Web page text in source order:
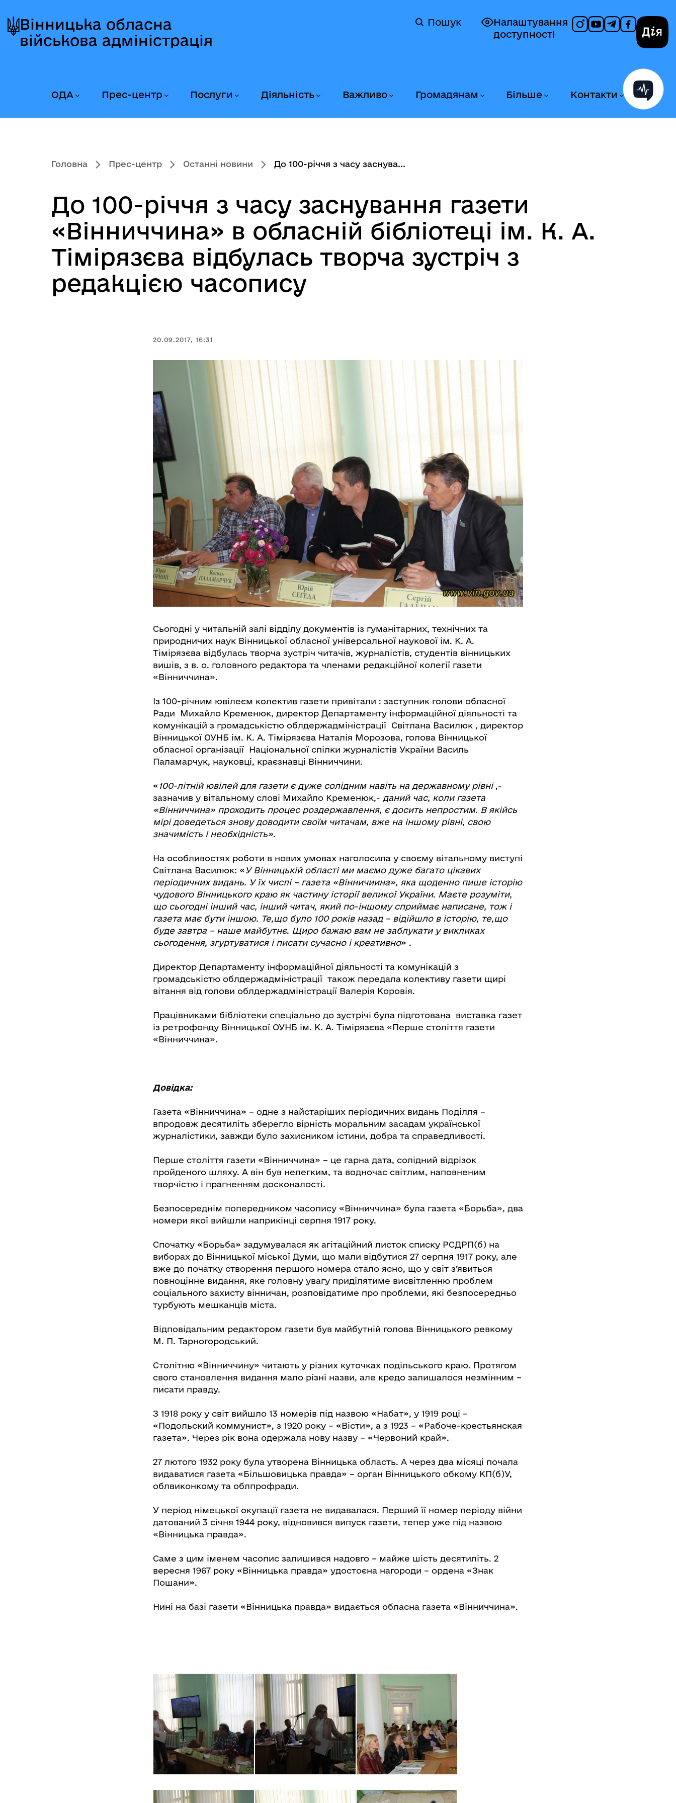
до
головного
до
головного
вмісту
до
головного
колонтитула
Вінницька обласна
військова адміністрація
Налаштування
доступності
Пошук
ОДА Прес-центр Послуги Діяльність Важливо Громадянам Більше Контакти
Головна Прес-центр Останні новини До 100-річчя з часу заснува...
До 100-річчя з часу заснування газети
«Вінниччина» в обласній бібліотеці ім. К. А.
Тімірязєва відбулась творча зустріч з
редакцією часопису
20.09.2017, 16:31
Сьогодні у читальній залі відділу документів із гуманітарних, технічних та
природничих наук Вінницької обласної універсальної наукової ім. К. А.
Тімірязєва відбулась творча зустріч читачів, журналістів, студентів вінницьких
вишів, з в. о. головного редактора та членами редакційної колегії газети
«Вінниччина».
Із 100-річним ювілеєм колектив газети привітали : заступник голови обласної
Ради Михайло Кременюк, директор Департаменту інформаційної діяльності та
комунікацій з громадськістю облдержадміністрації Світлана Василюк , директор
Вінницької ОУНБ ім. К. А. Тімірязєва Наталія Морозова, голова Вінницької
обласної організації Національної спілки журналістів України Василь
Паламарчук, науковці, краєзнавці Вінниччини.
« 100-літній ювілей для газети є дуже солідним навіть на державному рівні,-
зазначив у вітальному слові Михайло Кременюк,- даний час, коли газета
«Вінниччина» проходить процес роздержавлення, є досить непростим. В якійсь
мірі доведеться знову доводити своїм читачам, вже на іншому рівні, свою
значимість і необхідність».
На особливостях роботи в нових умовах наголосила у своєму вітальному виступі
Світлана Василюк: « У Вінницькій області ми маємо дуже багато цікавих
періодичних видань. У їх числі – газета «Вінничиина», яка щоденно пише історію
чудового Вінницького краю як частину історії великої України. Маєте розуміти,
що сьогодні інший час, інший читач, який по-іншому сприймає написане, тож і
газета має бути іншою. Те,що було 100 років назад – відійшло в історію, те,що
буде завтра – наше майбутнє. Щиро бажаю вам не заблукати у викликах
сьогодення, згуртуватися і писати сучасно і креативно» .
Директор Департаменту інформаційної діяльності та комунікацій з
громадськістю облдержадміністрації також передала колективу газети щирі
вітання від голови облдержадміністрації Валерія Коровія.
Працівниками бібліотеки спеціально до зустрічі була підготована виставка газет
із ретрофонду Вінницької ОУНБ ім. К. А. Тімірязєва «Перше століття газети
«Вінниччина».
Довідка:
Газета «Вінниччина» – одне з найстаріших періодичних видань Поділля –
впродовж десятиліть зберегло вірність моральним засадам української
журналістики, завжди було захисником істини, добра та справедливості.
Перше століття газети «Вінниччина» – це гарна дата, солідний відрізок
пройденого шляху. А він був нелегким, та водночас світлим, наповненим
творчістю і прагненням досконалості.
Безпосереднім попередником часопису «Вінниччина» була газета «Борьба», два
номери якої вийшли наприкінці серпня 1917 року.
Спочатку «Борьба» задумувалася як агітаційний листок списку РСДРП(б) на
виборах до Вінницької міської Думи, що мали відбутися 27 серпня 1917 року, але
вже до початку створення першого номера стало ясно, що у світ з’явиться
повноцінне видання, яке головну увагу приділятиме висвітленню проблем
соціального захисту вінничан, розповідатиме про проблеми, які безпосередньо
турбують мешканців міста.
Відповідальним редактором газети був майбутній голова Вінницького ревкому
М. П. Тарногородський.
Столітню «Вінниччину» читають у різних куточках подільського краю. Протягом
свого становлення видання мало різні назви, але кредо залишалося незмінним –
писати правду.
З 1918 року у світ вийшло 13 номерів під назвою «Набат», у 1919 році –
«Подольский коммунист», з 1920 року – «Вісти», а з 1923 – «Рабоче-крестьянская
газета». Через рік вона одержала нову назву – «Червоний край».
27 лютого 1932 року була утворена Вінницька область. А через два місяці почала
видаватися газета «Більшовицька правда» – орган Вінницького обкому КП(б)У,
облвиконкому та облпрофради.
У період німецької окупації газета не видавалася. Перший її номер періоду війни
датований 3 січня 1944 року, відновився випуск газети, тепер уже під назвою
«Вінницька правда».
Саме з цим іменем часопис залишився надовго – майже шість десятиліть. 2
вересня 1967 року «Вінницька правда» удостоєна нагороди – ордена «Знак
Пошани».
Нині на базі газети «Вінницька правда» видається обласна газета «Вінниччина».